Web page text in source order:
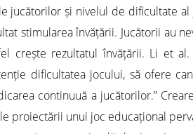
jucătorilor și nivelul de dificultate al
stimularea învățării. Jucătorii au
crește rezultatul învățării. Li et al.
dificultatea jocului, să ofere
continuuă a jucătorilor.”
proiectării unui joc educațional